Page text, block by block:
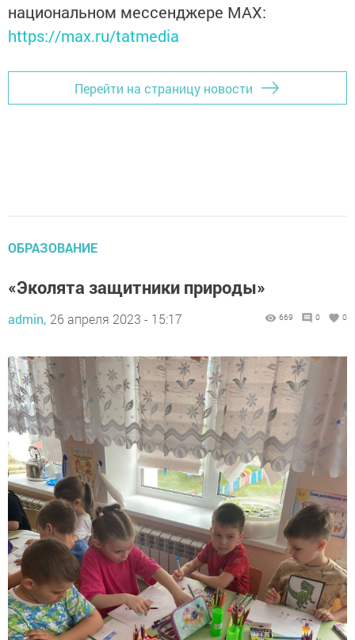
национальном мессенджере MАХ:
https://max.ru/tatmedia
Перейти на страницу новости
ОБРАЗОВАНИЕ
«Эколята защитники природы»
admin, 26 апреля 2023 - 15:17 669 0 0